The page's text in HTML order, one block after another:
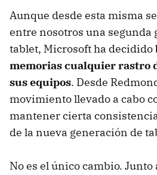
Aunque desde esta misma
entre nosotros una segunda
tablet, Microsoft ha decidido
memorias cualquier rastro
sus equipos. Desde
movimiento llevado a cabo
mantener cierta
de la nueva generación de
No es el único cambio.